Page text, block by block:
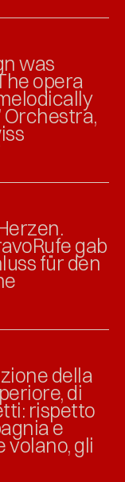
was
opera
Orchestra,
gab
für den
della
di
rispetto
e
volano, gli